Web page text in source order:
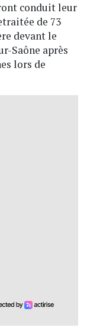
conduit leur
de 73
devant le
Saône après
lors de